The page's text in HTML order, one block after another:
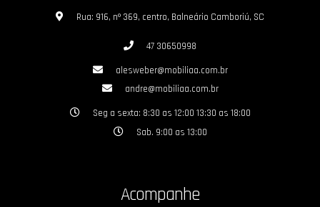
Rua: 916, nº 369, centro, Balneário Camboriú, SC
47 30650998
alesweber@mobiliaa.com.br
andre@mobiliaa.com.br
Seg a sexta: 8:30 as 12:00 13:30 as 18:00
Sab. 9:00 as 13:00
Acompanhe